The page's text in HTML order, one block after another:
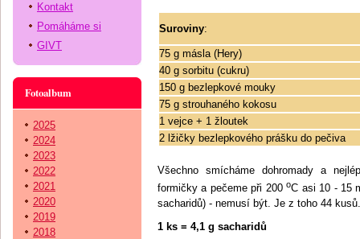
Suroviny:
75 g másla (Hery)
40 g sorbitu (cukru)
150 g bezlepkové mouky
75 g strouhaného kokosu
1 vejce + 1 žloutek
2 lžičky bezlepkového prášku do pečiva
Všechno smícháme dohromady a
formičky a pečeme při 200oC asi 10 - 15
sacharidů) - nemusí být. Je z toho 44 kusů.
1 ks = 4,1 g sacharidů
Kontakt
Pomáháme si
GIVT
Fotoalbum
2025
2024
2023
2022
2021
2020
2019
2018